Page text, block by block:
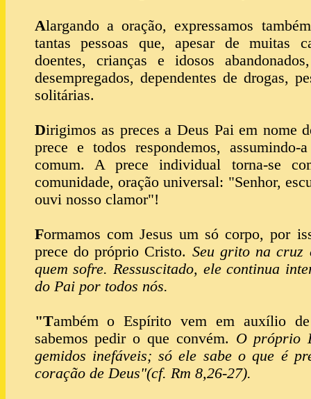
Alargando a oração, expressamos
tantas pessoas que, apesar de muitas
doentes, crianças e idosos
desempregados, dependentes de drogas,
solitárias.
Dirigimos as preces a Deus Pai em nome
prece e todos respondemos,
comum. A prece individual torna-se
comunidade, oração universal: "Senhor,
ouvi nosso clamor"!
Formamos com Jesus um só corpo, por
prece do próprio Cristo. Seu grito na cruz
quem sofre. Ressuscitado, ele continua
do Pai por todos nós.
"Também o Espírito vem em auxílio
sabemos pedir o que convém. O próprio
gemidos inefáveis; só ele sabe o que é
coração de Deus"(cf. Rm 8,26-27).